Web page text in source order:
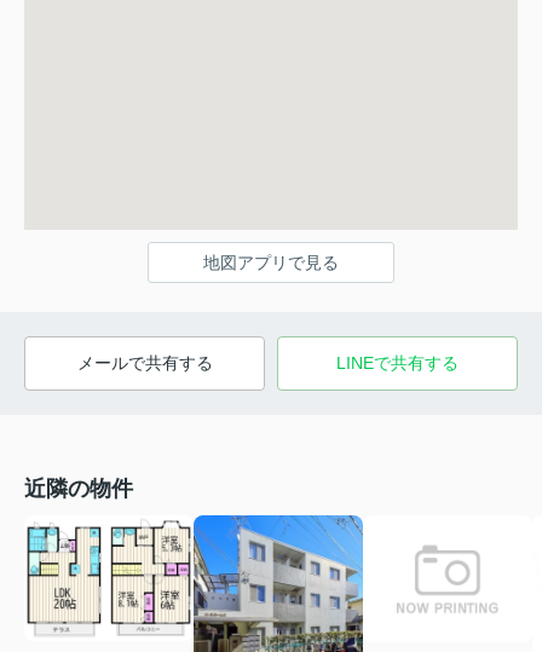
地図アプリで見る
メールで共有する LINEで共有する
近隣の物件